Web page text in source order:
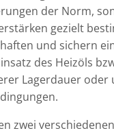
der Norm,
gezielt
und sichern
des Heizöls
Lagerdauer oder
zwei